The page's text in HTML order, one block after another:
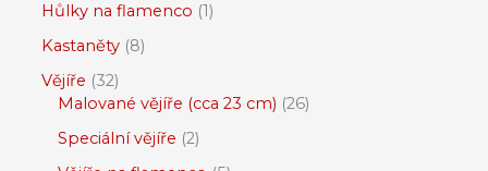
Hůlky na flamenco 1
Kastaněty 8
Vějíře 32
Malované vějíře (cca 23 cm) 26
Speciální vějíře 2